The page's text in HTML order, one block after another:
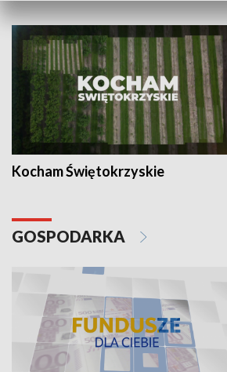
Kocham Świętokrzyskie
GOSPODARKA